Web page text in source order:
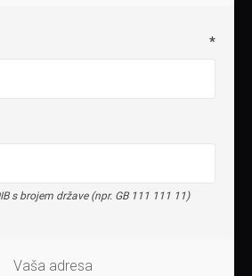
*
s brojem države (npr. GB 111 111 11)
Vaša adresa